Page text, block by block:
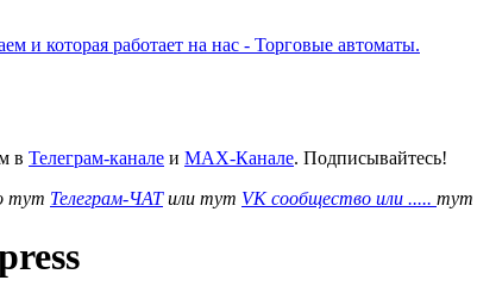
и которая работает на нас - Торговые автоматы.
в Телеграм-канале и MAX-Канале. Подписывайтесь!
тут Телеграм-ЧАТили тут VK сообщество или ..... тут